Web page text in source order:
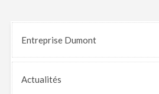
Entreprise Dumont
Actualités